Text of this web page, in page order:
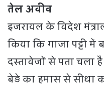
तेल अवीव
इजरायल के विदेश
किया कि गाजा पट्टी
दस्तावेजों से पता चला
बेड़े का हमास से सीधा